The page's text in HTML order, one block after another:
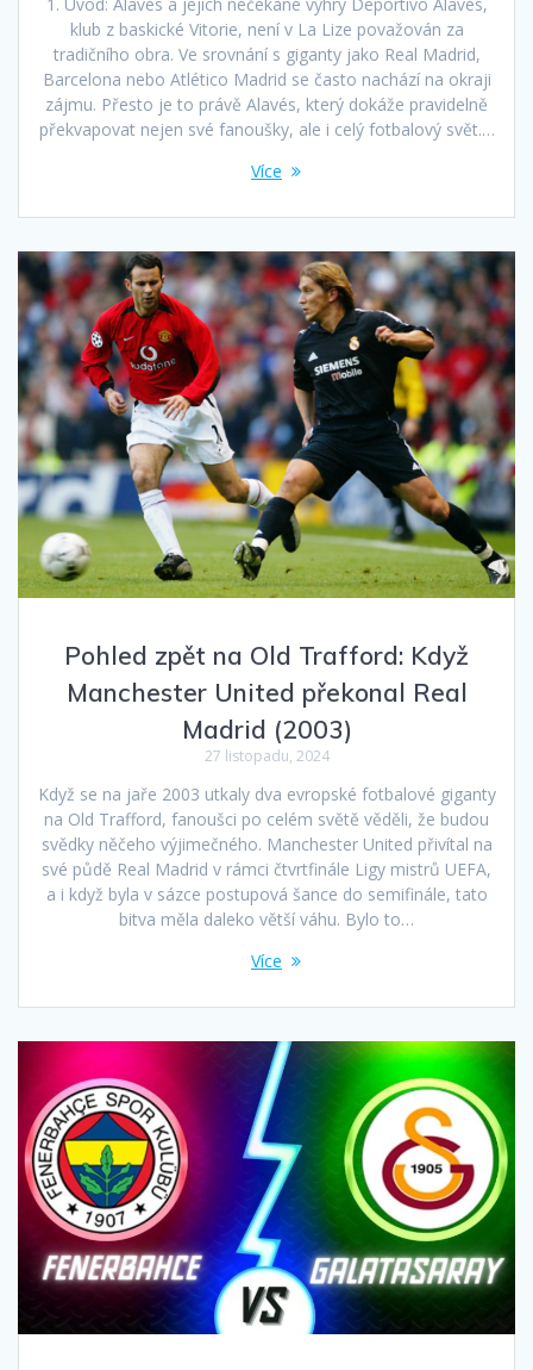
klub z baskické Vitorie, není v La Lize považován za
tradičního obra. Ve srovnání s giganty jako Real Madrid,
Barcelona nebo Atlético Madrid se často nachází na okraji
zájmu. Přesto je to právě Alavés, který dokáže pravidelně
překvapovat nejen své fanoušky, ale i celý fotbalový svět.…
Více
Pohled zpět na Old Trafford: Když
Manchester United překonal Real
Madrid (2003)
27 listopadu, 2024
Když se na jaře 2003 utkaly dva evropské fotbalové giganty
na Old Trafford, fanoušci po celém světě věděli, že budou
svědky něčeho výjimečného. Manchester United přivítal na
své půdě Real Madrid v rámci čtvrtfinále Ligy mistrů UEFA,
a i když byla v sázce postupová šance do semifinále, tato
bitva měla daleko větší váhu. Bylo to…
Více